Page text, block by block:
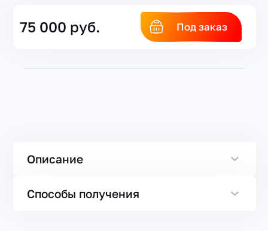
75 000 руб. Под заказ
Описание
Способы получения